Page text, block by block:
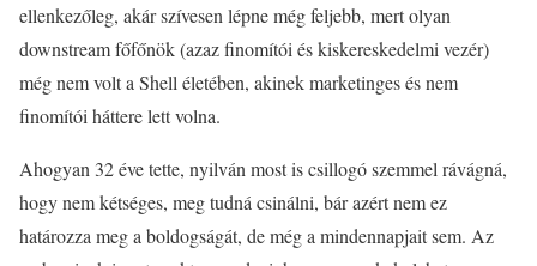
ellenkezőleg, akár szívesen lépne még feljebb, mert olyan
downstream főfőnök (azaz finomítói és kiskereskedelmi vezér)
még nem volt a Shell életében, akinek marketinges és nem
finomítói háttere lett volna.
Ahogyan 32 éve tette, nyilván most is csillogó szemmel rávágná,
hogy nem kétséges, meg tudná csinálni, bár azért nem ez
határozza meg a boldogságát, de még a mindennapjait sem. Az